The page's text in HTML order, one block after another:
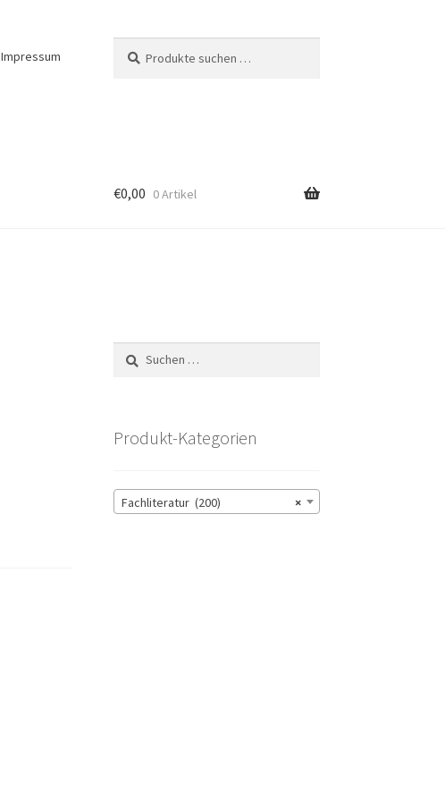
Impressum
nach:
€0,00 0 Artikel
Suchen
nach:
Produkt-Kategorien
×
Fachliteratur (200)